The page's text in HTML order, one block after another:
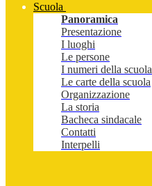
Scuola
Panoramica
Presentazione
I luoghi
Le persone
I numeri della scuola
Le carte della scuola
Organizzazione
La storia
Bacheca sindacale
Contatti
Interpelli